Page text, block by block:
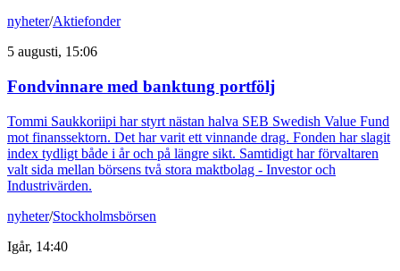
nyheter/Aktiefonder
5 augusti, 15:06
Fondvinnare med banktung portfölj
Tommi Saukkoriipi har styrt nästan halva SEB Swedish Value Fund
mot finanssektorn. Det har varit ett vinnande drag. Fonden har slagit
index tydligt både i år och på längre sikt. Samtidigt har förvaltaren
valt sida mellan börsens två stora maktbolag - Investor och
Industrivärden.
nyheter/Stockholmsbörsen
Igår, 14:40